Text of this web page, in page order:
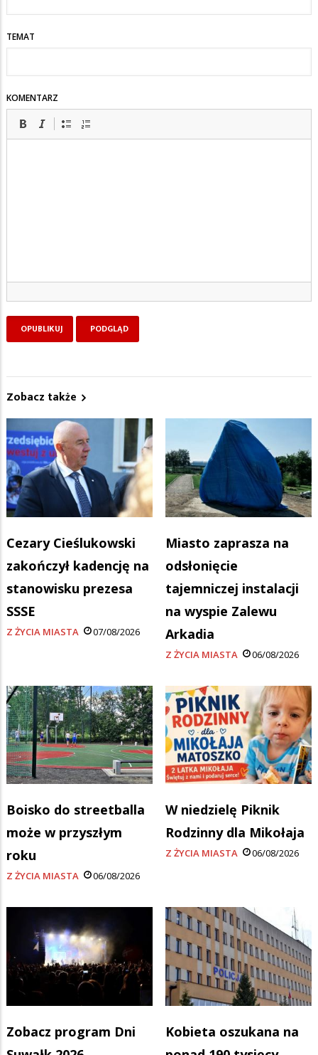
TEMAT
KOMENTARZ
Zobacz także
Cezary Cieślukowski
zakończył kadencję na
stanowisku prezesa
SSSE
Z ŻYCIA MIASTA 07/08/2026
Miasto zaprasza na
odsłonięcie
tajemniczej instalacji
na wyspie Zalewu
Arkadia
Z ŻYCIA MIASTA 06/08/2026
Boisko do streetballa
może w przyszłym
roku
Z ŻYCIA MIASTA 06/08/2026
W niedzielę Piknik
Rodzinny dla Mikołaja
Z ŻYCIA MIASTA 06/08/2026
Zobacz program Dni
Kobieta oszukana na